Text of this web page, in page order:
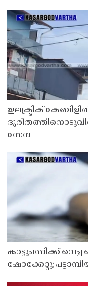
ഇലക്ട്രിക്
സേന
കാട്ടുപന്നിക്ക്
ഷോക്കേറ്റു;